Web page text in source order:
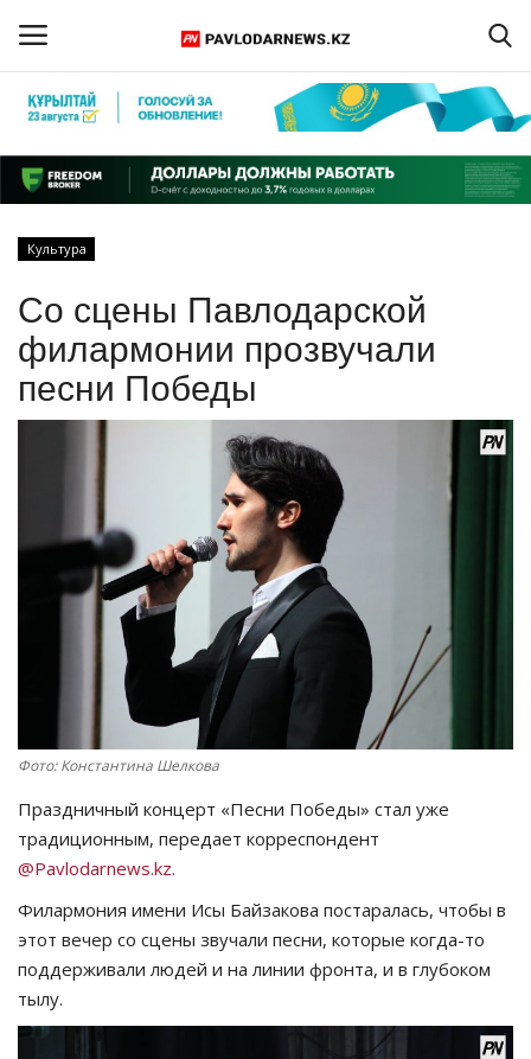
Регистрация
Главная
ПАВЛОДАРСКАЯ ОБЛАСТЬ
КАЗАХСТАН
СПОРТ
РАЗВЛЕЧЕНИЯ
OFFICIAL
Курултай
Язык
Қазақша Русский
Культура
Со сцены Павлодарской
филармонии прозвучали
песни Победы
Фото: Константина Шелкова
Праздничный концерт «Песни Победы» стал уже
традиционным, передает корреспондент
@Pavlodarnews.kz.
Филармония имени Исы Байзакова постаралась, чтобы в
этот вечер со сцены звучали песни, которые когда-то
поддерживали людей и на линии фронта, и в глубоком
тылу.